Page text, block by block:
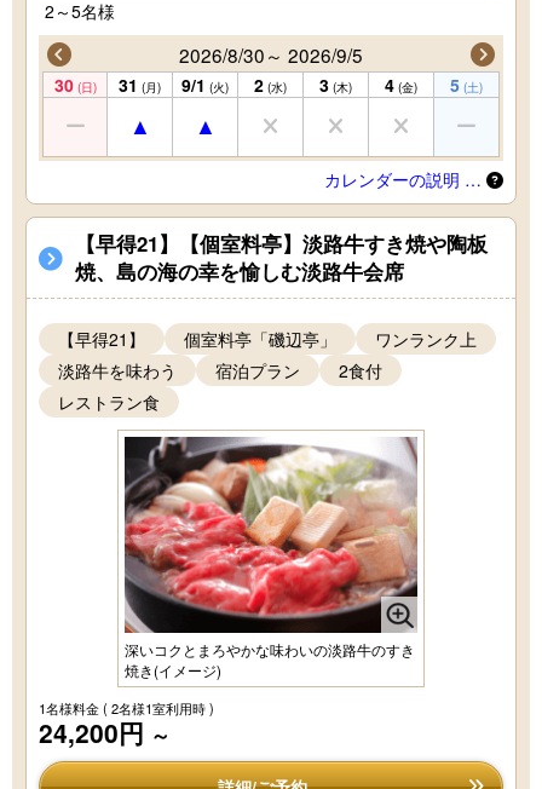
2～5名様
2026/8/30～ 2026/9/5
30 (日) 31 (月) 9/1 (火) 2 (水) 3 (木) 4 (金) 5 (土)
カレンダーの説明 …
【早得21】【個室料亭】淡路牛すき焼や陶板
焼、島の海の幸を愉しむ淡路牛会席
【早得21】 個室料亭「磯辺亭」
ワンランク上
淡路牛を味わう
宿泊プラン
2食付
レストラン食
深いコクとまろやかな味わいの淡路牛のすき
焼き(イメージ)
1名様料金( 2名様1室利用時 )
24,200円 ～